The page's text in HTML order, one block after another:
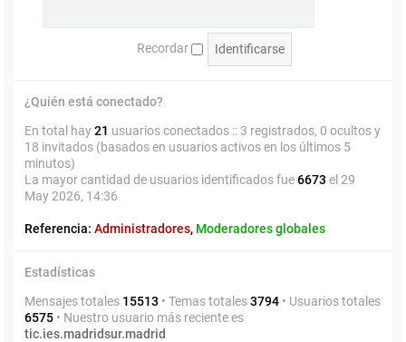
Recordar
¿Quién está conectado?
En total hay21 usuarios conectados :: 3 registrados, 0 ocultos y
18 invitados (basados en usuarios activos en los últimos 5
minutos)
La mayor cantidad de usuarios identificados fue6673 el 29
May 2026, 14:36
Referencia: Administradores, Moderadores globales
Estadísticas
Mensajes totales 15513 • Temas totales3794 • Usuarios totales
6575 • Nuestro usuario más reciente es
tic.ies.madridsur.madrid